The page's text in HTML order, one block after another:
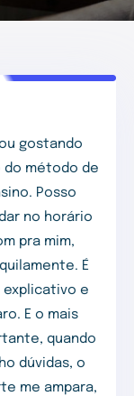
gostando
do método de
Posso
no horário
pra mim,
É
explicativo e
E o mais
quando
dúvidas, o
me ampara,